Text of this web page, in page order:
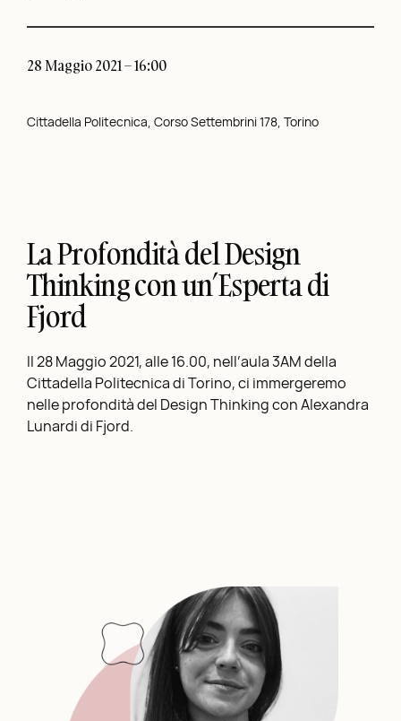
28 Maggio 2021 – 16:00
Cittadella Politecnica, Corso Settembrini 178, Torino
La Profondità del Design
Thinking con un’Esperta di
Fjord
Il 28 Maggio 2021, alle 16.00, nell’aula 3AM della
Cittadella Politecnica di Torino, ci immergeremo
nelle profondità del Design Thinking con Alexandra
Lunardi di Fjord.